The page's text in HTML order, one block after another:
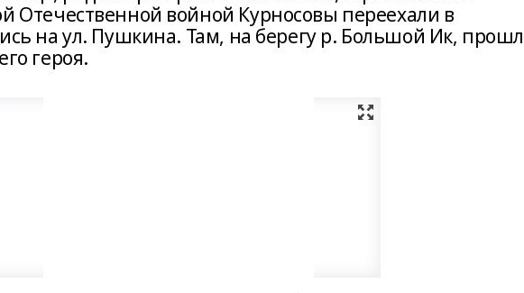
Отечественной войной Курносовы переехали в
на ул. Пушкина. Там, на берегу р. Большой Ик,
героя.